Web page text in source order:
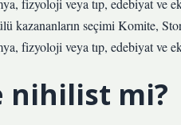
fizyoloji veya tıp, edebiyat ve
kazananların seçimi Komite,
fizyoloji veya tıp, edebiyat ve
nihilist mi?